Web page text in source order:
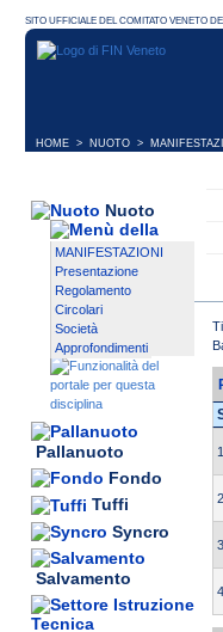
HOME > NUOTO >
Nuoto
MANIFESTAZIONI
Presentazione
Regolamento
Circolari
Società
Approfondimenti
Pallanuoto
Fondo
Tuffi
Syncro
Salvamento